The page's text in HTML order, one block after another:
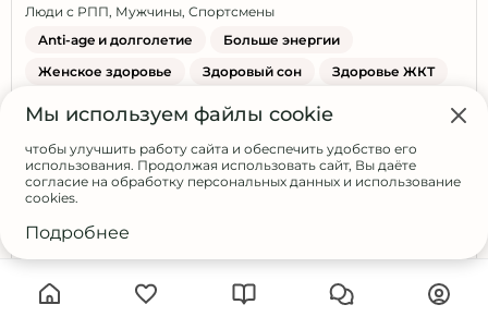
Люди с РПП, Мужчины, Спортсмены
Anti-age и долголетие
Больше энергии
Женское здоровье
Здоровый сон
Здоровье ЖКТ
Ментальное здоровье
Молодость и красота
Отдых и восстановление организма
Поддержка иммунитета
Снижение веса
Фокус и продуктивность
Мы используем файлы cookie
чтобы улучшить работу сайта и обеспечить удобство его
использования. Продолжая использовать сайт, Вы даёте
согласие на обработку персональных данных и использование
cookies.
Подробнее